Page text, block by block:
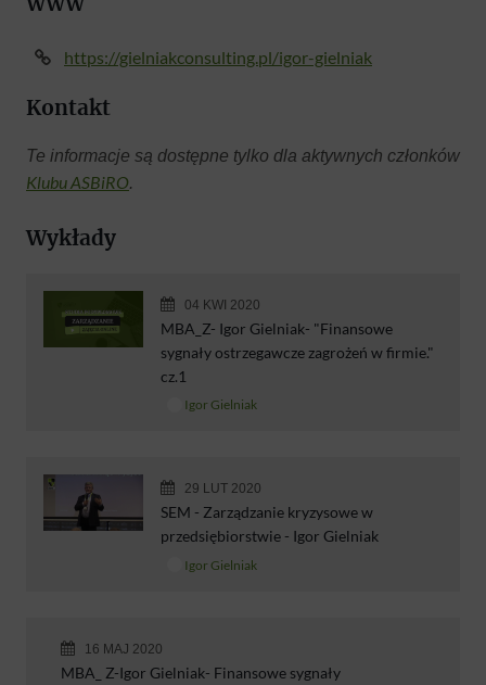
https://gielniakconsulting.pl/igor-gielniak
Kontakt
Te informacje są dostępne tylko dla aktywnych członków
Klubu ASBiRO.
Wykłady
04 KWI 2020
MBA_Z- Igor Gielniak- "Finansowe
sygnały ostrzegawcze zagrożeń w firmie."
cz.1
Igor Gielniak
29 LUT 2020
SEM - Zarządzanie kryzysowe w
przedsiębiorstwie - Igor Gielniak
Igor Gielniak
16 MAJ 2020
MBA_ Z-Igor Gielniak- Finansowe sygnały